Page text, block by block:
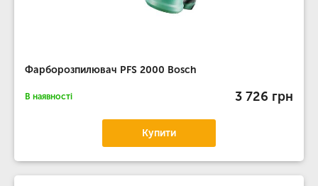
Фарборозпилювач PFS 2000 Bosch
В наявності 3 726 грн
Купити